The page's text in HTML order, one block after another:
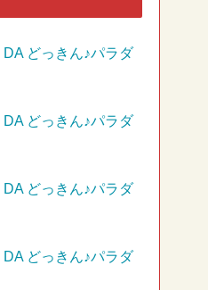
どっきん♪パラダ
どっきん♪パラダ
どっきん♪パラダ
どっきん♪パラダ